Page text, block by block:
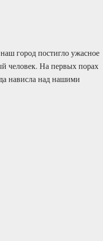
город постигло ужасное
человек. На первых порах
нависла над нашими